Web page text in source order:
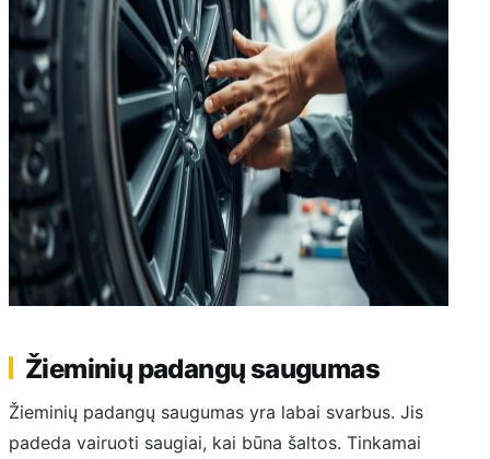
Žieminių padangų saugumas
Žieminių padangų saugumas yra labai svarbus. Jis
padeda vairuoti saugiai, kai būna šaltos. Tinkamai